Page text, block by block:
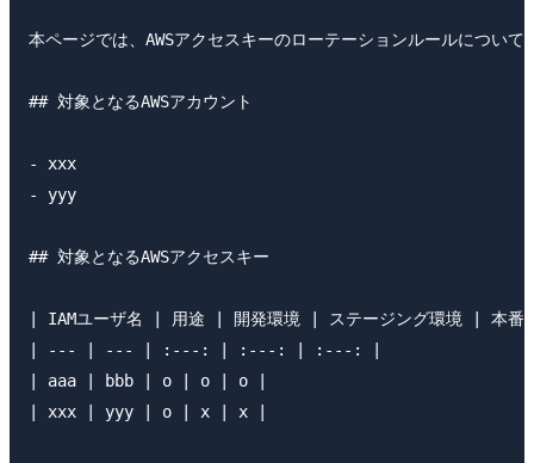
本ページでは、AWSアクセスキーのローテーションルールについて
## 対象となるAWSアカウント
- xxx
- yyy
## 対象となるAWSアクセスキー
| IAMユーザ名 | 用途 | 開発環境 | ステージング環境 | 本番
| --- | --- | :---: | :---: | :---: |
| aaa | bbb | o | o | o |
| xxx | yyy | o | x | x |